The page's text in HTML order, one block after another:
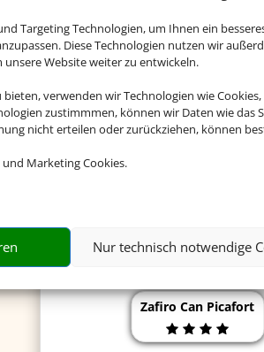
Targeting Technologien, um Ihnen ein
Diese Technologien nutzen wir
Website weiter zu entwickeln.
verwenden wir Technologien wie
zustimmmen, können wir Daten wie
nicht erteilen oder zurückziehen, können
Marketing Cookies.
Nur technisch notwendige
jetzt ganz entspannt Ihren
Zafiro Can Picafort